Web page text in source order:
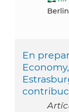
Berlin
En